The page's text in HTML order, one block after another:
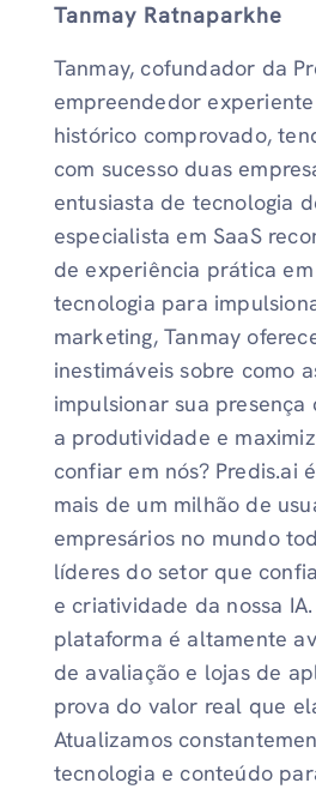
Tanmay Ratnaparkhe
Tanmay, cofundador da
empreendedor
histórico comprovado,
com sucesso duas
entusiasta de tecnologia
especialista em SaaS
de experiência prática
tecnologia para
marketing, Tanmay
inestimáveis ​​sobre como
impulsionar sua
a produtividade e
confiar em nós? Predis.ai
mais de um milhão de
empresários no mundo
líderes do setor que
e criatividade da nossa IA.
plataforma é altamente
de avaliação e lojas de
prova do valor real que
Atualizamos
tecnologia e conteúdo